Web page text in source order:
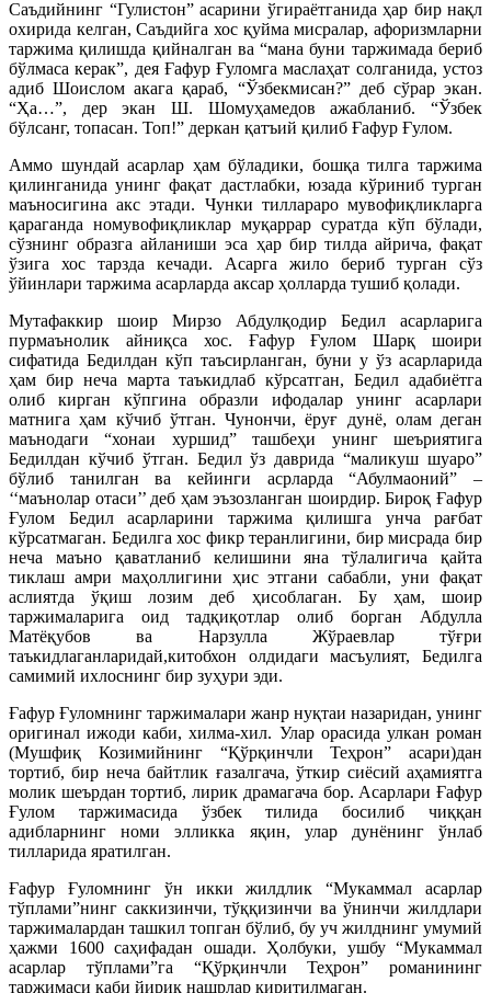
Саъдийнинг “Гулистон” асарини ўгираётганида ҳар бир нақл
охирида келган, Саъдийга хос қуйма мисралар, афоризмларни
таржима қилишда қийналган ва “мана буни таржимада бериб
бўлмаса керак”, дея Ғафур Ғуломга маслаҳат солганида, устоз
адиб Шоислом акага қараб, “Ўзбекмисан?” деб сўрар экан.
“Ҳа…”, дер экан Ш. Шомуҳамедов ажабланиб. “Ўзбек
бўлсанг, топасан. Топ!” деркан қатъий қилиб Ғафур Ғулом.
Аммо шундай асарлар ҳам бўладики, бошқа тилга таржима
қилинганида унинг фақат дастлабки, юзада кўриниб турган
маъносигина акс этади. Чунки тиллараро мувофиқликларга
қараганда номувофиқликлар муқаррар суратда кўп бўлади,
сўзнинг образга айланиши эса ҳар бир тилда айрича, фақат
ўзига хос тарзда кечади. Асарга жило бериб турган сўз
ўйинлари таржима асарларда аксар ҳолларда тушиб қолади.
Мутафаккир шоир Мирзо Абдулқодир Бедил асарларига
пурмаънолик айниқса хос. Ғафур Ғулом Шарқ шоири
сифатида Бедилдан кўп таъсирланган, буни у ўз асарларида
ҳам бир неча марта таъкидлаб кўрсатган, Бедил адабиётга
олиб кирган кўпгина образли ифодалар унинг асарлари
матнига ҳам кўчиб ўтган. Чунончи, ёруғ дунё, олам деган
маънодаги “хонаи хуршид” ташбеҳи унинг шеъриятига
Бедилдан кўчиб ўтган. Бедил ўз даврида “маликуш шуаро”
бўлиб танилган ва кейинги асрларда “Абулмаоний” –
‘‘маънолар отаси’’ деб ҳам эъзозланган шоирдир. Бироқ Ғафур
Ғулом Бедил асарларини таржима қилишга унча рағбат
кўрсатмаган. Бедилга хос фикр теранлигини, бир мисрада бир
неча маъно қаватланиб келишини яна тўлалигича қайта
тиклаш амри маҳоллигини ҳис этгани сабабли, уни фақат
аслиятда ўқиш лозим деб ҳисоблаган. Бу ҳам, шоир
таржималарига оид тадқиқотлар олиб борган Абдулла
Матёқубов ва Нарзулла Жўраевлар тўғри
таъкидлаганларидай,китобхон олдидаги масъулият, Бедилга
самимий ихлоснинг бир зуҳури эди.
Ғафур Ғуломнинг таржималари жанр нуқтаи назаридан, унинг
оригинал ижоди каби, хилма-хил. Улар орасида улкан роман
(Мушфиқ Козимийнинг “Қўрқинчли Теҳрон” асари)дан
тортиб, бир неча байтлик ғазалгача, ўткир сиёсий аҳамиятга
молик шеърдан тортиб, лирик драмагача бор. Асарлари Ғафур
Ғулом таржимасида ўзбек тилида босилиб чиққан
адибларнинг номи элликка яқин, улар дунёнинг ўнлаб
тилларида яратилган.
Ғафур Ғуломнинг ўн икки жилдлик “Мукаммал асарлар
тўплами”нинг саккизинчи, тўққизинчи ва ўнинчи жилдлари
таржималардан ташкил топган бўлиб, бу уч жилднинг умумий
ҳажми 1600 саҳифадан ошади. Ҳолбуки, ушбу “Мукаммал
асарлар тўплами”га “Қўрқинчли Теҳрон” романининг
таржимаси каби йирик нашрлар киритилмаган.